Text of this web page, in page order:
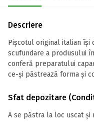
Descriere
Pișcotul original italian își
scufundare a produsului
conferă preparatului
ce-și păstrează forma și
Sfat depozitare
A se păstra la loc uscat și